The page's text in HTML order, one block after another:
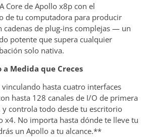
Core de Apollo x8p con el
de tu computadora para producir
cadenas de plug-ins complejas — un
potente que supera cualquier
solo nativa.
Medida que Creces
hasta cuatro interfaces
hasta 128 canales de I/O de primera
y controla todo desde tu escritorio
x4. No importa hasta dónde te lleve tu
un Apollo a tu alcance.**